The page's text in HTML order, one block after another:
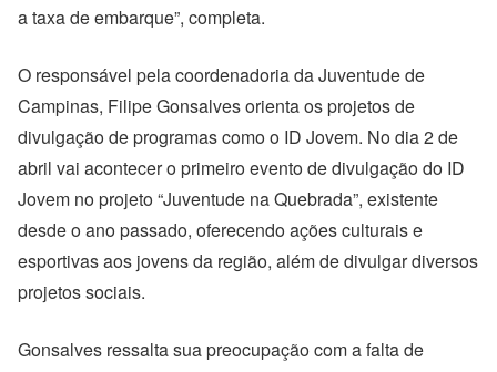
a taxa de embarque”, completa.
O responsável pela coordenadoria da Juventude de
Campinas, Filipe Gonsalves orienta os projetos de
divulgação de programas como o ID Jovem. No dia 2 de
abril vai acontecer o primeiro evento de divulgação do ID
Jovem no projeto “Juventude na Quebrada”, existente
desde o ano passado, oferecendo ações culturais e
esportivas aos jovens da região, além de divulgar diversos
projetos sociais.
Gonsalves ressalta sua preocupação com a falta de